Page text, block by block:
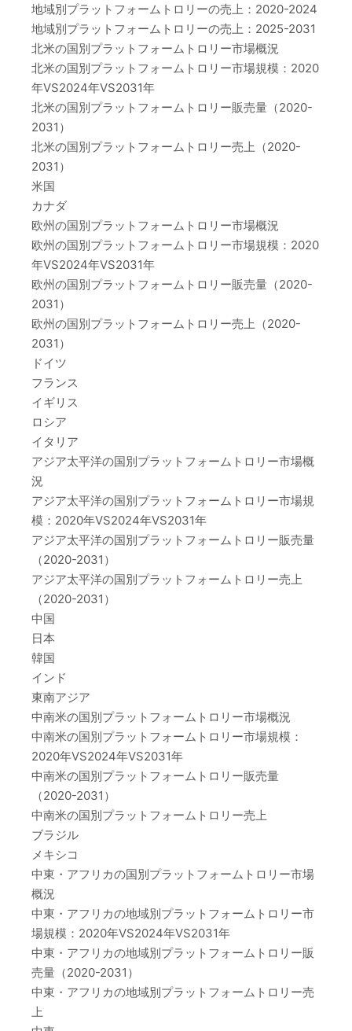
地域別プラットフォームトロリーの売上：2020-2024
地域別プラットフォームトロリーの売上：2025-2031
北米の国別プラットフォームトロリー市場概況
北米の国別プラットフォームトロリー市場規模：2020
年VS2024年VS2031年
北米の国別プラットフォームトロリー販売量（2020-
2031）
北米の国別プラットフォームトロリー売上（2020-
2031）
米国
カナダ
欧州の国別プラットフォームトロリー市場概況
欧州の国別プラットフォームトロリー市場規模：2020
年VS2024年VS2031年
欧州の国別プラットフォームトロリー販売量（2020-
2031）
欧州の国別プラットフォームトロリー売上（2020-
2031）
ドイツ
フランス
イギリス
ロシア
イタリア
アジア太平洋の国別プラットフォームトロリー市場概
況
アジア太平洋の国別プラットフォームトロリー市場規
模：2020年VS2024年VS2031年
アジア太平洋の国別プラットフォームトロリー販売量
（2020-2031）
アジア太平洋の国別プラットフォームトロリー売上
（2020-2031）
中国
日本
韓国
インド
東南アジア
中南米の国別プラットフォームトロリー市場概況
中南米の国別プラットフォームトロリー市場規模：
2020年VS2024年VS2031年
中南米の国別プラットフォームトロリー販売量
（2020-2031）
中南米の国別プラットフォームトロリー売上
ブラジル
メキシコ
中東・アフリカの国別プラットフォームトロリー市場
概況
中東・アフリカの地域別プラットフォームトロリー市
場規模：2020年VS2024年VS2031年
中東・アフリカの地域別プラットフォームトロリー販
売量（2020-2031）
中東・アフリカの地域別プラットフォームトロリー売
上